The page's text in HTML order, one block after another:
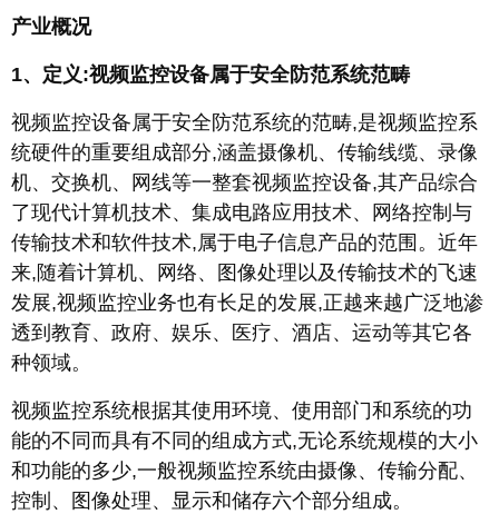
产业概况
1、定义:视频监控设备属于安全防范系统范畴
视频监控设备属于安全防范系统的范畴,是视频监控系
统硬件的重要组成部分,涵盖摄像机、传输线缆、录像
机、交换机、网线等一整套视频监控设备,其产品综合
了现代计算机技术、集成电路应用技术、网络控制与
传输技术和软件技术,属于电子信息产品的范围。近年
来,随着计算机、网络、图像处理以及传输技术的飞速
发展,视频监控业务也有长足的发展,正越来越广泛地渗
透到教育、政府、娱乐、医疗、酒店、运动等其它各
种领域。
视频监控系统根据其使用环境、使用部门和系统的功
能的不同而具有不同的组成方式,无论系统规模的大小
和功能的多少,一般视频监控系统由摄像、传输分配、
控制、图像处理、显示和储存六个部分组成。